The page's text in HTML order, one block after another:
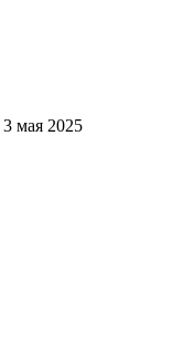
3 мая 2025